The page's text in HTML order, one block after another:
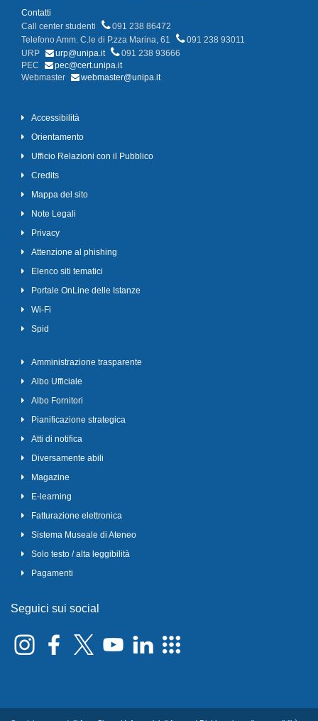
Contatti
Call center studenti
091 238 86472
Telefono Amm. C.le di P.zza Marina, 61
091 238 93011
URP
urp@unipa.it
091 238 93666
PEC
pec@cert.unipa.it
Webmaster
webmaster@unipa.it
Accessibilità
Orientamento
Ufficio Relazioni con il Pubblico
Credits
Mappa del sito
Note Legali
Privacy
Attenzione al phishing
Elenco siti tematici
Portale OnLine delle Istanze
Wi-Fi
Spid
Amministrazione trasparente
Albo Ufficiale
Albo Fornitori
Pianificazione strategica
Atti di notifica
Diversamente abili
Magazine
E-learning
Fatturazione elettronica
Sistema Museale di Ateneo
Solo testo / alta leggibilità
Pagamenti
Seguici sui social